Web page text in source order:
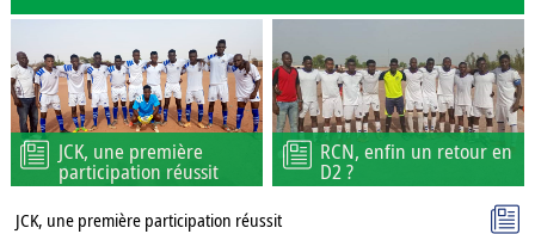
JCK, une première
participation réussit
RCN, enfin un retour en
D2 ?
JCK, une première participation réussit